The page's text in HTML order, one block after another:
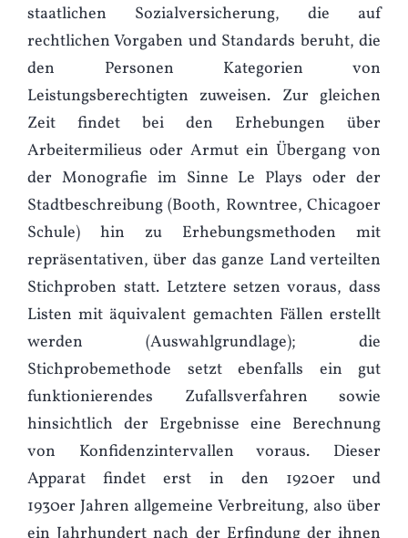
staatlichen Sozialversicherung, die auf
rechtlichen Vorgaben und Standards beruht, die
den Personen Kategorien von
Leistungsberechtigten zuweisen. Zur gleichen
Zeit findet bei den Erhebungen über
Arbeitermilieus oder Armut ein Übergang von
der Monografie im Sinne Le Plays oder der
Stadtbeschreibung (Booth, Rowntree, Chicagoer
Schule) hin zu Erhebungsmethoden mit
repräsentativen, über das ganze Land verteilten
Stichproben statt. Letztere setzen voraus, dass
Listen mit äquivalent gemachten Fällen erstellt
werden (Auswahlgrundlage); die
Stichprobemethode setzt ebenfalls ein gut
funktionierendes Zufallsverfahren sowie
hinsichtlich der Ergebnisse eine Berechnung
von Konfidenzintervallen voraus. Dieser
Apparat findet erst in den 1920er und
1930er Jahren allgemeine Verbreitung, also über